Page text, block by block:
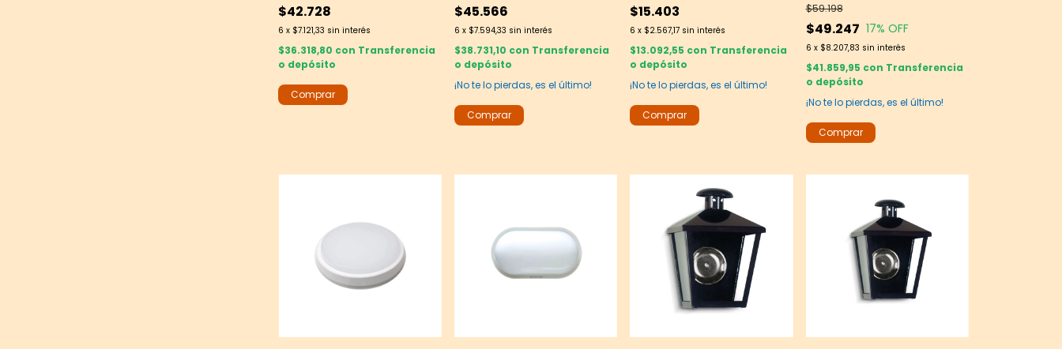
$42.728
6 x $7.121,33 sin interés
$36.318,80 con Transferencia
o depósito
$45.566
6 x $7.594,33 sin interés
$38.731,10 con Transferencia
o depósito
¡No te lo pierdas, es el último!
$15.403
6 x $2.567,17 sin interés
$13.092,55 con Transferencia
o depósito
¡No te lo pierdas, es el último!
$49.247
$59.198
17% OFF
6 x $8.207,83 sin interés
$41.859,95 con Transferencia
o depósito
¡No te lo pierdas, es el último!